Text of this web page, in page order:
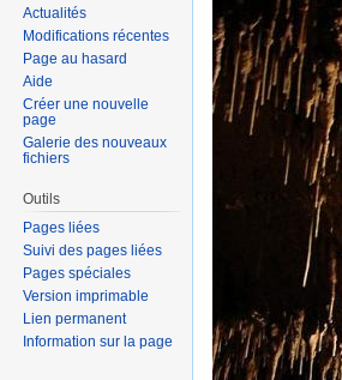
Actualités
Modifications récentes
Page au hasard
Aide
Créer une nouvelle
page
Galerie des nouveaux
fichiers
Outils
Pages liées
Suivi des pages liées
Pages spéciales
Version imprimable
Lien permanent
Information sur la page